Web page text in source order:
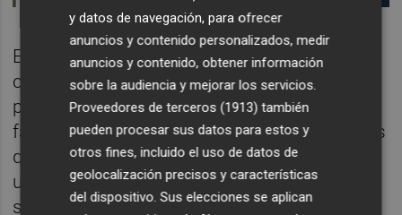
El hidrógeno se suministrará mediante una
combinación de electrolizadores con una
potencia total de600 MW, repartidos en tres
fases iguales de 200 MW cada una, mientras
que el nitrógeno se generará a partir de una
unidad de separación de aire, ambos
situados en la plataforma.
y datos de navegación, para ofrecer
anuncios y contenido personalizados, medir
anuncios y contenido, obtener información
sobre la audiencia y mejorar los servicios.
Proveedores de terceros (1913) también
pueden procesar sus datos para estos y
otros fines, incluido el uso de datos de
geolocalización precisos y características
del dispositivo. Sus elecciones se aplican